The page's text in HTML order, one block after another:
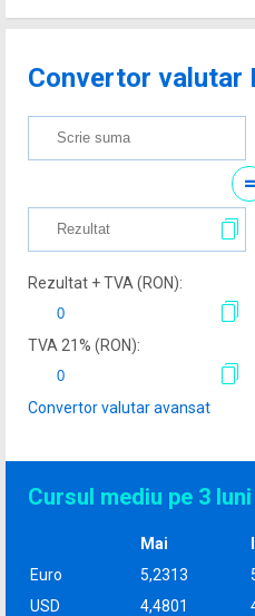
Convertor valutar
=
Rezultat + TVA (RON):
TVA 21% (RON):
Convertor valutar avansat
Cursul mediu pe 3 luni
Mai
Euro
5,2313
USD
4,4801